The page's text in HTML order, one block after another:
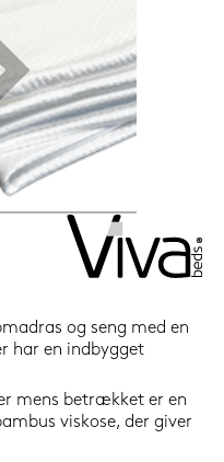
og seng med en
har en indbygget
mens betrækket er en
viskose, der giver